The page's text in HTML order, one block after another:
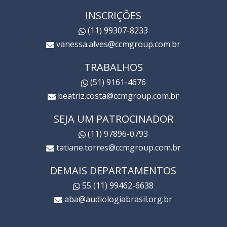
INSCRIÇÕES
(11) 99307-8233
vanessa.alves@ccmgroup.com.br
TRABALHOS
(51) 9161-4676
beatriz.costa@ccmgroup.com.br
SEJA UM PATROCINADOR
(11) 97896-0793
tatiane.torres@ccmgroup.com.br
DEMAIS DEPARTAMENTOS
55 (11) 99462-6638
aba@audiologiabrasil.org.br